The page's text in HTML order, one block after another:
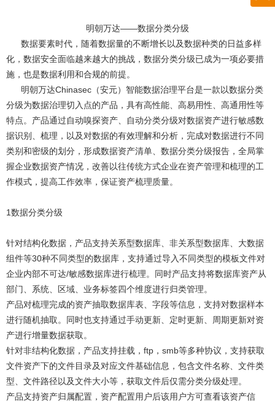
明朝万达——数据分类分级
数据要素时代，随着数据量的不断增长以及数据种类的日益多样
化，数据安全面临越来越大的挑战，数据分类分级已成为一项必要措
施，也是数据利用和合规的前提。
明朝万达Chinasec（安元）智能数据治理平台是一款以数据分类
分级为数据治理切入点的产品，具有高性能、高易用性、高通用性等
特点。产品通过自动嗅探资产、自动分类分级对数据资产进行敏感数
据识别、梳理，以及对数据的有效理解和分析，完成对数据进行不同
类别和密级的划分，形成数据资产清单、数据分类分级报告，全局掌
握企业数据资产情况，改善以往传统方式企业在资产管理和梳理的工
作模式，提高工作效率，保证资产梳理质量。
1数据分类分级
针对结构化数据，产品支持关系型数据库、非关系型数据库、大数据
组件等30种不同类型的数据库，支持通过导入不同类型的模板文件对
企业内部不可达/敏感数据库进行梳理。同时产品支持将数据库资产从
部门、系统、区域、业务标签四个维度进行归类管理。
产品对梳理完成的资产抽取数据库表、字段等信息，支持对数据样本
进行随机抽取。同时也支持通过手动更新、定时更新、周期更新对资
产进行增量数据获取。
针对非结构化数据，产品支持挂载，ftp，smb等多种协议，支持获取
文件资产下的文件目录及对应文件基础信息，包含文件名称、文件类
型、文件路径以及文件大小等，获取文件后仅需分类分级处理。
产品支持资产归属配置，资产配置用户后该用户方可查看该资产信